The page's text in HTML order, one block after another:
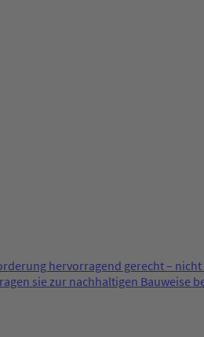
hervorragend gerecht –
sie zur nachhaltigen Bauweise